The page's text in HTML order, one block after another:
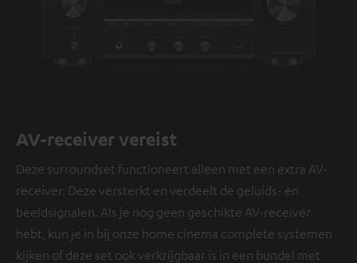
AV-receiver vereist
Deze surroundset functioneert alleen met een extra AV-
receiver. Deze versterkt en verdeelt de geluids- en
beeldsignalen. Als je nog geen geschikte AV-receiver
hebt, kun je in bij onze home cinema complete systemen
kijken of deze set ook verkrijgbaar is in een bundel met